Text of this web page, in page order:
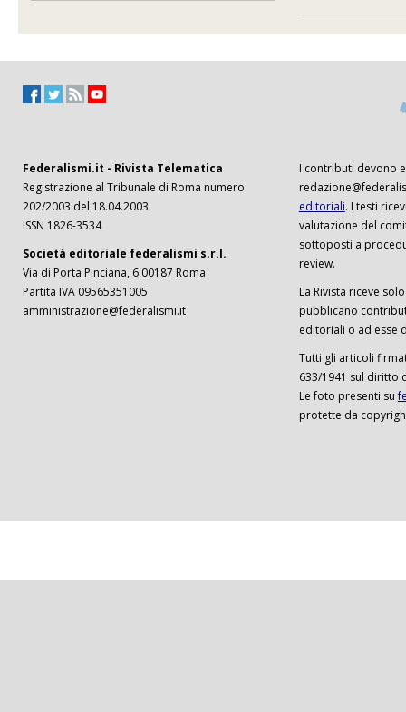
Federalismi.it - Rivista Telematica
Registrazione al Tribunale di Roma numero
202/2003 del 18.04.2003
ISSN 1826-3534
Società editoriale federalismi s.r.l.
Via di Porta Pinciana, 6 00187 Roma
Partita IVA 09565351005
amministrazione@federalismi.it
I contributi devono
editoriali. I testi
valutazione del
sottoposti a
review.
La Rivista riceve
pubblicano
editoriali o ad esse
Tutti gli articoli
633/1941 sul diritto
Le foto presenti su
protette da